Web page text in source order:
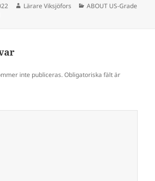
Författare
Lärare Viksjöfors Kategorier
ABOUT US-Grade
inte publiceras. Obligatoriska fält är